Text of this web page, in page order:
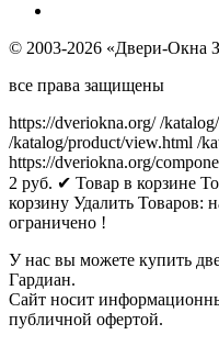
© 2003-2026 «Двери-Окна
все права защищены
https://dveriokna.org/ /
/katalog/product/view.html /
https://dveriokna.org/
2 руб. ✔ Товар в корзине
корзину Удалить Товаров:
ограничено !
У нас вы можете купить
Гардиан.
Сайт носит
публичной офертой.